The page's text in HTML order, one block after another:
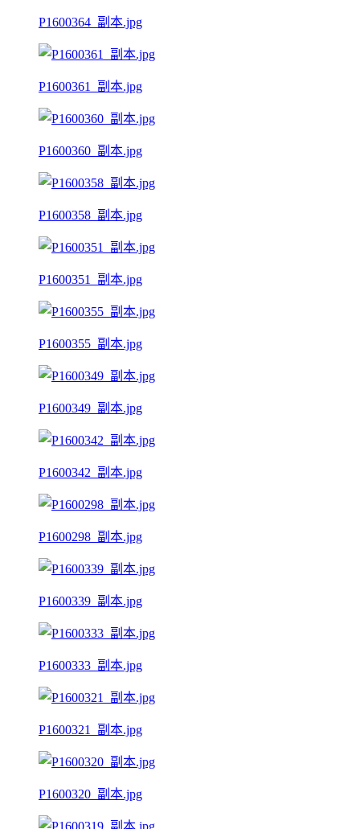
P1600364_副本.jpg
P1600361_副本.jpg
P1600360_副本.jpg
P1600358_副本.jpg
P1600351_副本.jpg
P1600355_副本.jpg
P1600349_副本.jpg
P1600342_副本.jpg
P1600298_副本.jpg
P1600339_副本.jpg
P1600333_副本.jpg
P1600321_副本.jpg
P1600320_副本.jpg